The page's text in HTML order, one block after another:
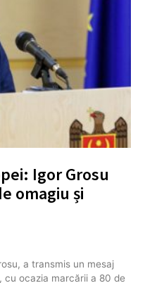
Igor Grosu
omagiu și
a transmis un mesaj
cu ocazia marcării a 80 de